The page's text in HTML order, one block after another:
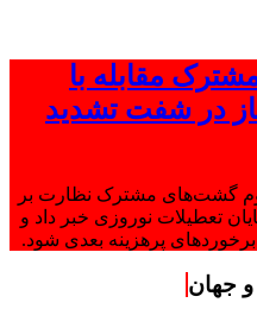
مقابله با
در شفت تشدید
گشت‌های مشترک نظارت بر
تعطیلات نوروزی خبر داد و
پرهزینه بعدی شود.
و جهان